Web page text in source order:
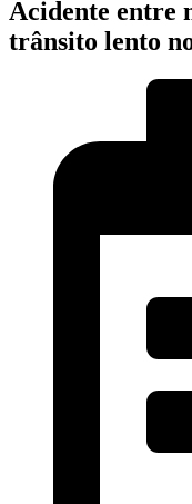
Acidente entre
trânsito lento